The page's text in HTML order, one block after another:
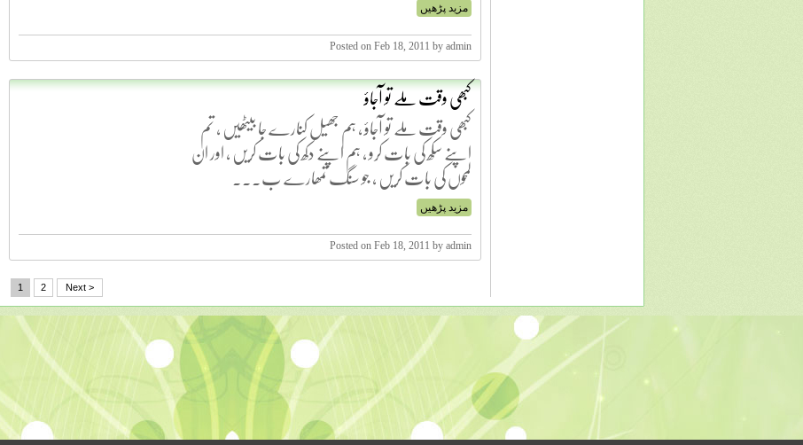
مزید پڑھیں
Posted on Feb 18, 2011 by admin
کبھی وقت ملے تو آجاؤ
کبھی وقت ملے تو آجاؤ ، ہم جھیل کنارے جا بیٹھیں ، تم
اپنے سکھ کی بات کرو ، ہم اپنے دکھ کی بات کریں ، اور ان
لمحوں کی بات کریں ، جو سنگ تمھارے ب...
مزید پڑھیں
Posted on Feb 18, 2011 by admin
1 2 Next >